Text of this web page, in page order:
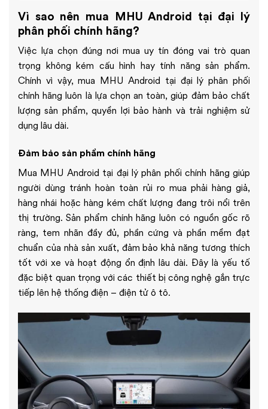
Vì sao nên mua MHU Android tại đại lý
phân phối chính hãng?
Việc lựa chọn đúng nơi mua uy tín đóng vai trò quan
trọng không kém cấu hình hay tính năng sản phẩm.
Chính vì vậy, mua MHU Android tại đại lý phân phối
chính hãng luôn là lựa chọn an toàn, giúp đảm bảo chất
lượng sản phẩm, quyền lợi bảo hành và trải nghiệm sử
dụng lâu dài.
Đảm bảo sản phẩm chính hãng
Mua MHU Android tại đại lý phân phối chính hãng giúp
người dùng tránh hoàn toàn rủi ro mua phải hàng giả,
hàng nhái hoặc hàng kém chất lượng đang trôi nổi trên
thị trường. Sản phẩm chính hãng luôn có nguồn gốc rõ
ràng, tem nhãn đầy đủ, phần cứng và phần mềm đạt
chuẩn của nhà sản xuất, đảm bảo khả năng tương thích
tốt với xe và hoạt động ổn định lâu dài. Đây là yếu tố
đặc biệt quan trọng với các thiết bị công nghệ gắn trực
tiếp lên hệ thống điện – điện tử ô tô.